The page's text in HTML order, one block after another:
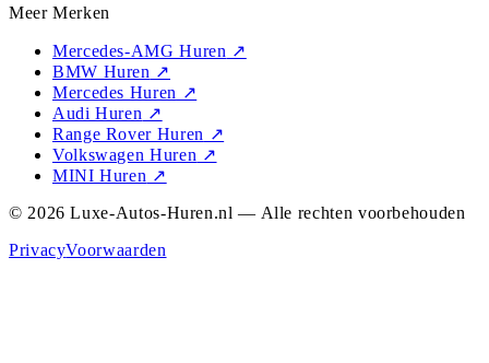
Meer Merken
Mercedes-AMG Huren ↗
BMW Huren ↗
Mercedes Huren ↗
Audi Huren ↗
Range Rover Huren ↗
Volkswagen Huren ↗
MINI Huren ↗
© 2026 Luxe-Autos-Huren.nl — Alle rechten voorbehouden
PrivacyVoorwaarden